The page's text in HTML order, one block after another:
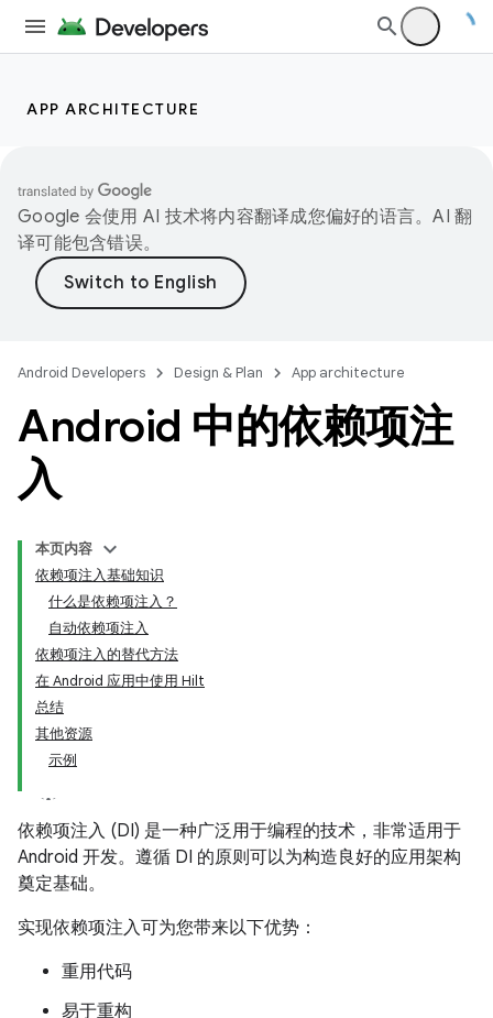
APP ARCHITECTURE
Google 会使用 AI 技术将内容翻译成您偏好的语言。AI 翻
译可能包含错误。
Android Developers Design & Plan App architecture
Android 中的依赖项注
入
本页内容
依赖项注入基础知识
什么是依赖项注入？
自动依赖项注入
依赖项注入的替代方法
在 Android 应用中使用 Hilt
总结
其他资源
示例
依赖项注入 (DI) 是一种广泛用于编程的技术，非常适用于
Android 开发。遵循 DI 的原则可以为构造良好的应用架构
奠定基础。
实现依赖项注入可为您带来以下优势：
重用代码
易于重构